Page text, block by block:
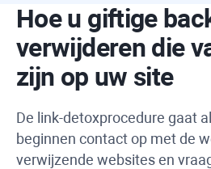
Hoe u giftige
verwijderen die
zijn op uw site
De link-detoxprocedure gaat
beginnen contact op met de
verwijzende websites en